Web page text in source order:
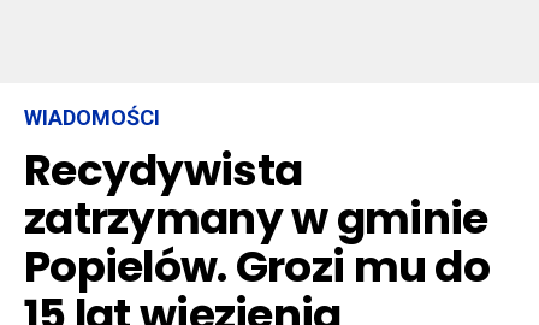
WIADOMOŚCI
Recydywista
zatrzymany w gminie
Popielów. Grozi mu do